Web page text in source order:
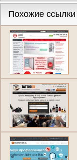
Похожие ссылки